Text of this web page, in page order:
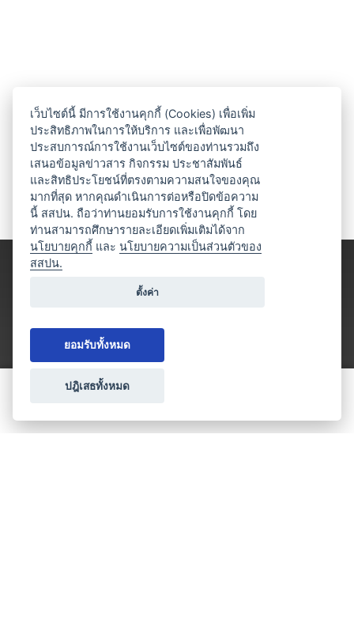
ประเภทธุรกิจไมซ์
เว็บไซต์นี้ มีการใช้งานคุกกี้ (Cookies) เพื่อเพิ่ม
ประสิทธิภาพในการให้บริการ และเพื่อพัฒนา
ประสบการณ์การใช้งานเว็บไซต์ของท่านรวมถึง
เสนอข้อมูลข่าวสาร กิจกรรม ประชาสัมพันธ์
และสิทธิประโยชน์ที่ตรงตามความสนใจของคุณ
มากที่สุด หากคุณดำเนินการต่อหรือปิดข้อความ
นี้ สสปน. ถือว่าท่านยอมรับการใช้งานคุกกี้ โดย
ท่านสามารถศึกษารายละเอียดเพิ่มเติมได้จาก
นโยบายคุกกี้ และนโยบายความเป็นส่วนตัวของ
สสปน.
ตั้งค่า
ยอมรับทั้งหมด
ปฎิเสธทั้งหมด